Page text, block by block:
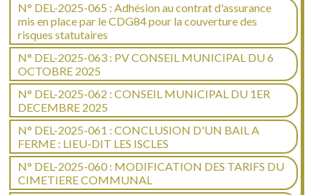
N° DEL-2025-065 : Adhésion au contrat d'assurance
mis en place par le CDG84 pour la couverture des
risques statutaires
N° DEL-2025-063 : PV CONSEIL MUNICIPAL DU 6
OCTOBRE 2025
N° DEL-2025-062 : CONSEIL MUNICIPAL DU 1ER
DECEMBRE 2025
N° DEL-2025-061 : CONCLUSION D'UN BAIL A
FERME : LIEU-DIT LES ISCLES
N° DEL-2025-060 : MODIFICATION DES TARIFS DU
CIMETIERE COMMUNAL